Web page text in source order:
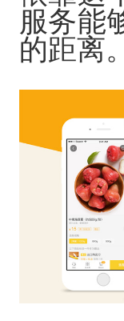
服务能
的距离。